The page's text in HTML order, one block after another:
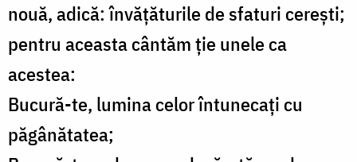
nouă, adică: învăţăturile de sfaturi cereşti;
pentru aceasta cântăm ţie unele ca
acestea:
Bucură-te, lumina celor întunecaţi cu
păgânătatea;